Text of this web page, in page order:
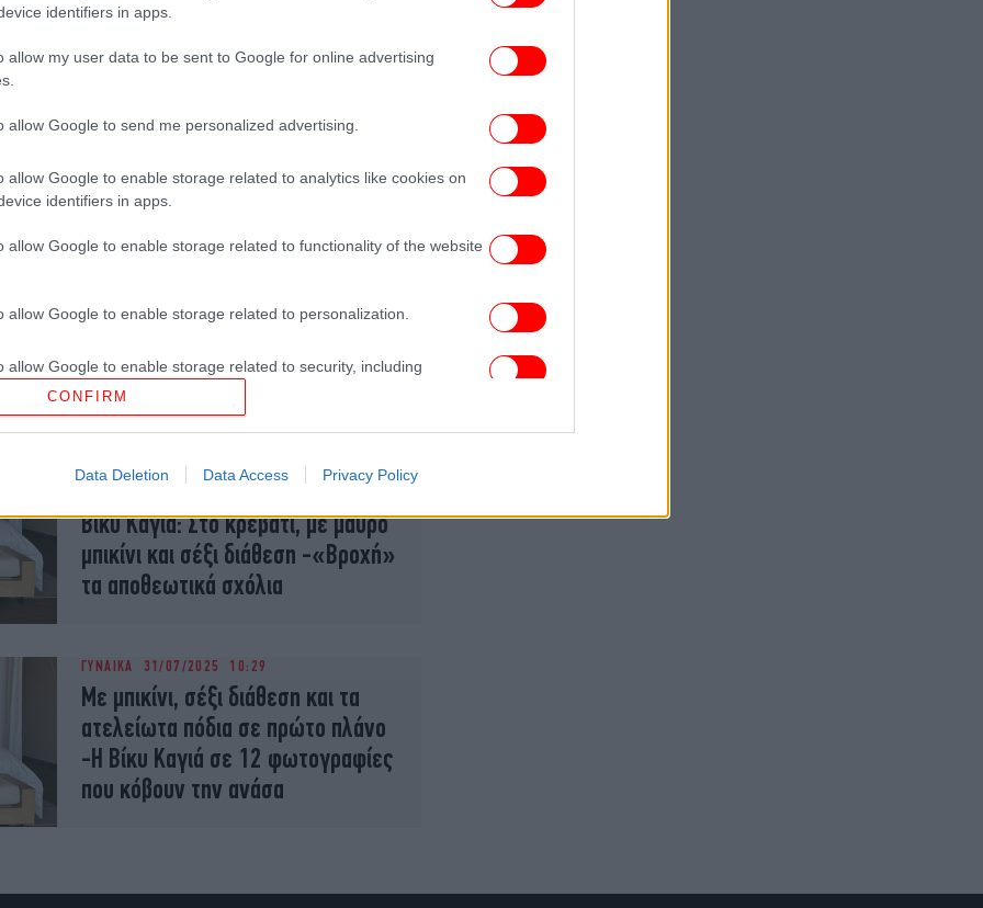
identifiers in apps.
allow my user data to be sent to Google for online advertising
allow Google to send me personalized advertising.
allow Google to enable storage related to analytics like cookies on
identifiers in apps.
allow Google to enable storage related to functionality of the website
allow Google to enable storage related to personalization.
allow Google to enable storage related to security, including
functionality and fraud prevention, and other user protection.
CONFIRM
Data Deletion Data Access Privacy Policy
ΓΥΝΑΙΚΑ 28/08/2025 08:42
στο κόκκινο χαλί της Βενετίας
συγκλονιστικά looks
Ταξίδι στην Ισπανία για τη Βίκυ
με καφέ μπικίνι και μαύρα γυαλιά
Βίκυ Καγιά: Στο κρεβάτι, με μαύρο
μπικίνι και σέξι διάθεση -«Βροχή»
τα αποθεωτικά σχόλια
ΓΥΝΑΙΚΑ 31/07/2025 10:29
Με μπικίνι, σέξι διάθεση και τα
ατελείωτα πόδια σε πρώτο πλάνο
-Η Βίκυ Καγιά σε 12 φωτογραφίες
που κόβουν την ανάσα